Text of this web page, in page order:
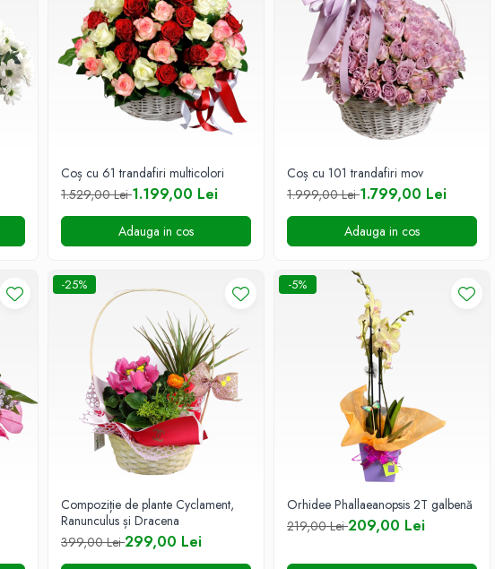
Coș cu 61 trandafiri multicolori
1.529,00 Lei1.199,00 Lei
Adauga in cos
Coș cu 101 trandafiri mov
1.999,00 Lei1.799,00 Lei
Adauga in cos
-25%
Compoziție de plante Cyclament,
Ranunculus și Dracena
399,00 Lei299,00 Lei
-5%
Orhidee Phallaeanopsis 2T galbenă
219,00 Lei209,00 Lei